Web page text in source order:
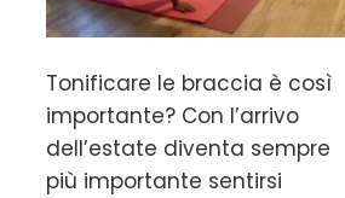
Tonificare le braccia è così
importante? Con l’arrivo
dell’estate diventa sempre
più importante sentirsi